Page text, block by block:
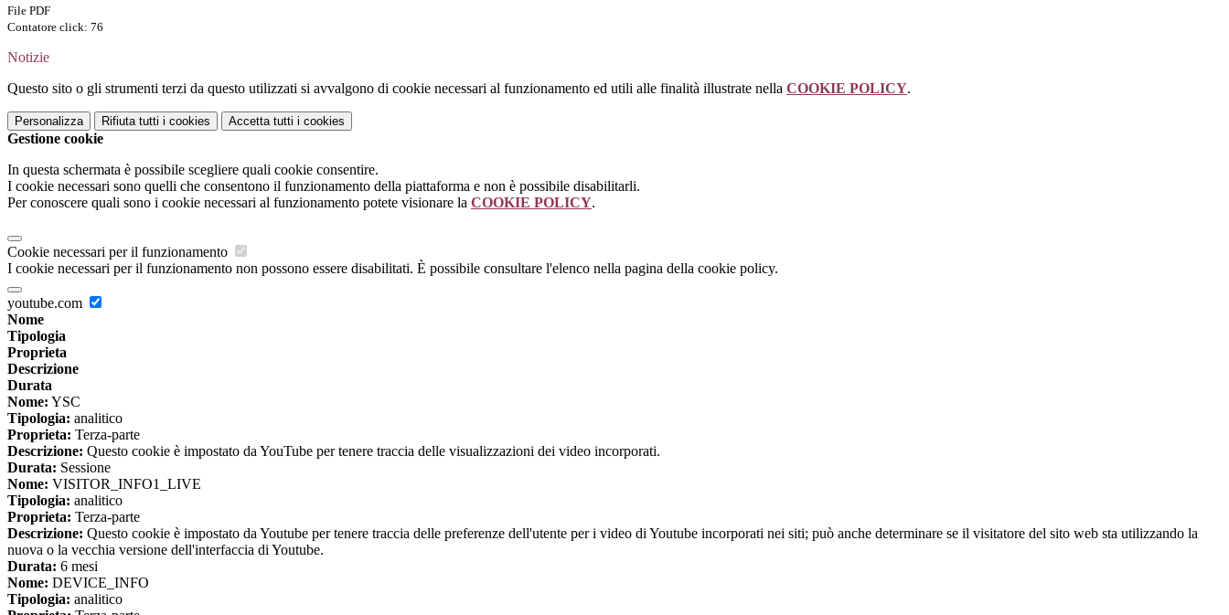
File PDF
Contatore click: 76
Notizie
Questo sito o gli strumenti terzi da questo utilizzati si avvalgono di cookie necessari al funzionamento ed utili alle finalità illustrate nella COOKIE POLICY.
Personalizza Rifiuta tutti i cookies Accetta tutti i cookies
Gestione cookie
In questa schermata è possibile scegliere quali cookie consentire.
I cookie necessari sono quelli che consentono il funzionamento della piattaforma e non è possibile disabilitarli.
Per conoscere quali sono i cookie necessari al funzionamento potete visionare la COOKIE POLICY.
Cookie necessari per il funzionamento
I cookie necessari per il funzionamento non possono essere disabilitati. È possibile consultare l'elenco nella pagina della cookie policy.
youtube.com
Nome
Tipologia
Proprieta
Descrizione
Durata
Nome: YSC
Tipologia: analitico
Proprieta: Terza-parte
Descrizione: Questo cookie è impostato da YouTube per tenere traccia delle visualizzazioni dei video incorporati.
Durata: Sessione
Nome: VISITOR_INFO1_LIVE
Tipologia: analitico
Proprieta: Terza-parte
Descrizione: Questo cookie è impostato da Youtube per tenere traccia delle preferenze dell'utente per i video di Youtube incorporati nei siti; può anche determinare se il visitatore del sito web sta utilizzando la
nuova o la vecchia versione dell'interfaccia di Youtube.
Durata: 6 mesi
Nome: DEVICE_INFO
Tipologia: analitico